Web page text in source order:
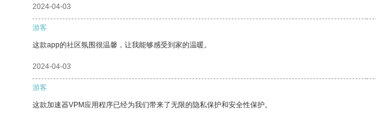
2024-04-03
游客
这款app的社区氛围很温馨，让我能够感受到家的温暖。
2024-04-03
游客
这款加速器VPM应用程序已经为我们带来了无限的隐私保护和安全性保护。